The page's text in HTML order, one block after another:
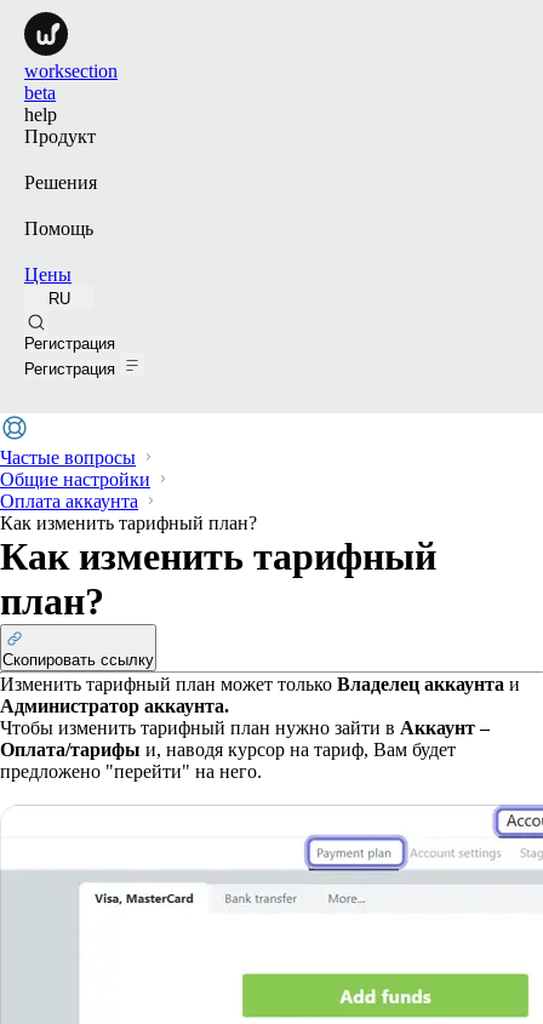
worksection
beta
help
Продукт
Решения
Помощь
Цены
RU
Регистрация
Регистрация
Частые вопросы
Общие настройки
Оплата аккаунта
Как изменить тарифный план?
Как изменить тарифный
план?
Скопировать ссылку
Изменить тарифный план может только Владелец аккаунта и
Администратор аккаунта.
Чтобы изменить тарифный план нужно зайти в Аккаунт –
Оплата/тарифы и, наводя курсор на тариф, Вам будет
предложено "перейти" на него.